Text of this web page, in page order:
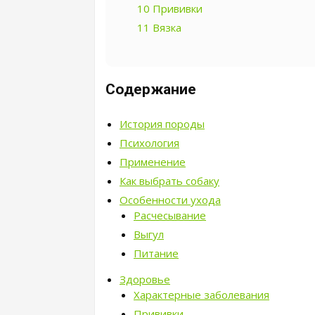
10 Прививки
11 Вязка
Содержание
История породы
Психология
Применение
Как выбрать собаку
Особенности ухода
Расчесывание
Выгул
Питание
Здоровье
Характерные заболевания